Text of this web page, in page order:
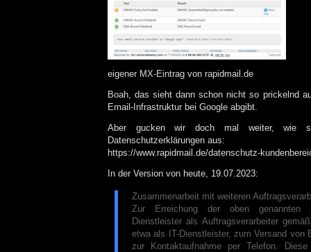
eigener MX-Eintrag von rapidmail.de
Boah, das sieht dann schon nicht so prickelnd
Email-Infrastruktur bei Google abgibt.
Aber gucken wir doch mal weiter, wie
Datenschutzerklärungen aus:
https://www.rapidmail.de/datenschutz-
In der Version von heute, 19.07.2023:
Zusammenarbeit mit weiteren
Zur Erreichung der oben genannten
Dienstleister als Auftragsverarbeiter
etwa als IT-Dienstleister, zum Versand von
zur Kontaktaufnahme per Telefon.